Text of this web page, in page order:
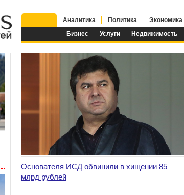
Бизнес Услуги Недвижимость
Аналитика Политика Экономика
Основателя ИСД обвинили в хищении 85
млрд рублей